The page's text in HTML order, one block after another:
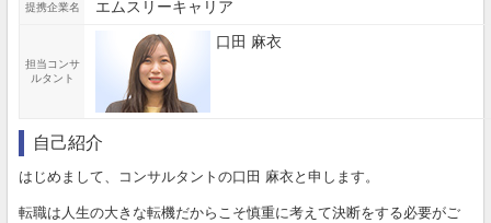
提携企業名 エムスリーキャリア
担当コンサ
ルタント
口田 麻衣
自己紹介
はじめまして、コンサルタントの口田 麻衣と申します。
転職は人生の大きな転機だからこそ慎重に考えて決断をする必要がご